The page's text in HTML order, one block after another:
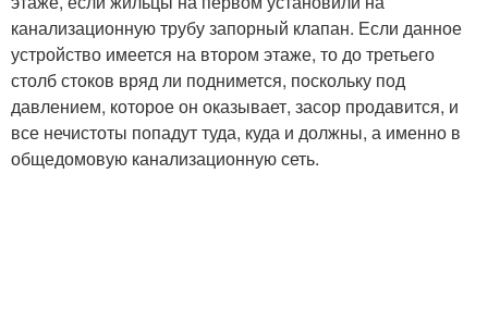
канализационную трубу запорный клапан. Если данное
устройство имеется на втором этаже, то до третьего
столб стоков вряд ли поднимется, поскольку под
давлением, которое он оказывает, засор продавится, и
все нечистоты попадут туда, куда и должны, а именно в
общедомовую канализационную сеть.